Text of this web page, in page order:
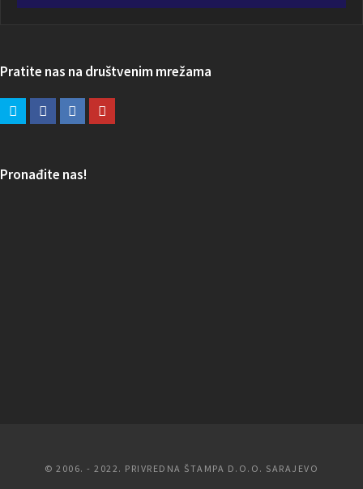
Pratite nas na društvenim mrežama
Pronađite nas!
© 2006. - 2022. PRIVREDNA ŠTAMPA D.O.O. SARAJEVO